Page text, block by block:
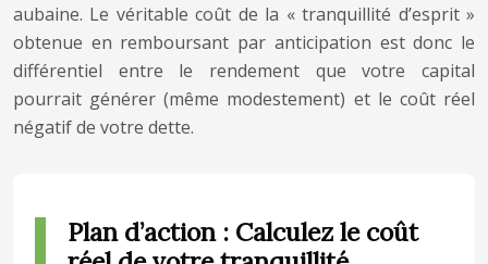
aubaine. Le véritable coût de la « tranquillité d’esprit »
obtenue en remboursant par anticipation est donc le
différentiel entre le rendement que votre capital
pourrait générer (même modestement) et le coût réel
négatif de votre dette.
Plan d’action : Calculez le coût